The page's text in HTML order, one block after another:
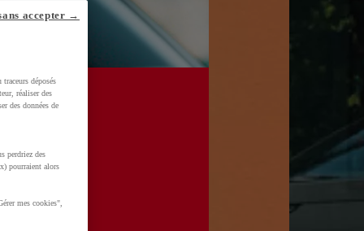
déposés
réaliser des
des données de
perdriez des
pourraient alors
mes cookies",
accepter →